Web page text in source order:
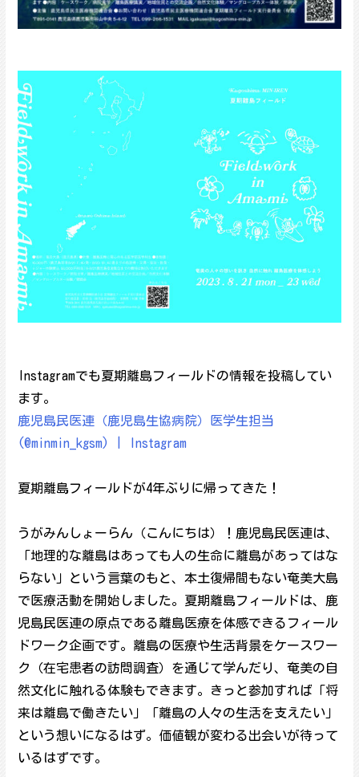
Instagramでも夏期離島フィールドの情報を投稿してい
ます。
鹿児島民医連（鹿児島生協病院）医学生担当
(@minmin_kgsm) | Instagram
夏期離島フィールドが4年ぶりに帰ってきた！
うがみんしょーらん（こんにちは）！鹿児島民医連は、
「地理的な離島はあっても人の生命に離島があってはな
らない」という言葉のもと、本土復帰間もない奄美大島
で医療活動を開始しました。夏期離島フィールドは、鹿
児島民医連の原点である離島医療を体感できるフィール
ドワーク企画です。離島の医療や生活背景をケースワー
ク（在宅患者の訪問調査）を通じて学んだり、奄美の自
然文化に触れる体験もできます。きっと参加すれば「将
来は離島で働きたい」「離島の人々の生活を支えたい」
という想いになるはず。価値観が変わる出会いが待って
いるはずです。